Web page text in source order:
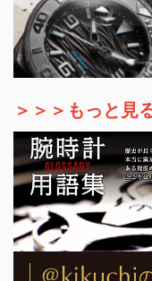
＞＞＞もっと見